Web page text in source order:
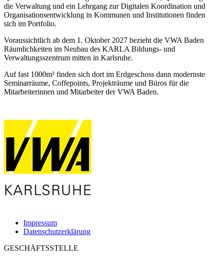
die Verwaltung und ein Lehrgang zur Digitalen Koordination und
Organisationsentwicklung in Kommunen und Institutionen finden
sich im Portfolio.
Voraussichtlich ab dem 1. Oktober 2027 bezieht die VWA Baden
Räumlichkeiten im Neubau des KARLA Bildungs- und
Verwaltungsszentrum mitten in Karlsruhe.
Auf fast 1000m² finden sich dort im Erdgeschoss dann modernste
Seminarräume, Coffepoints, Projekträume und Büros für die
Mitarbeiterinnen und Mitarbeiter der VWA Baden.
Impressum
Datenschutzerklärung
GESCHÄFTSSTELLE